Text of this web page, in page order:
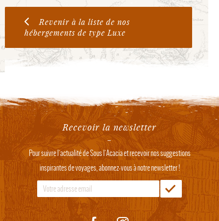
Revenir à la liste de nos
hébergements de type Luxe
Recevoir la newsletter
Pour suivre l'actualité de Sous l'Acacia et recevoir nos suggestions
inspirantes de voyages, abonnez-vous à notre newsletter !